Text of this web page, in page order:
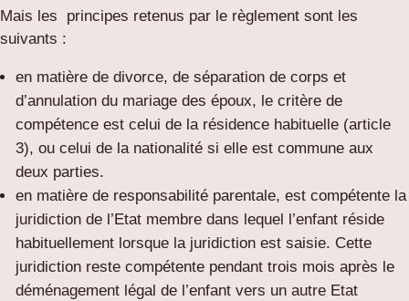
Mais les principes retenus par le règlement sont les
suivants :
en matière de divorce, de séparation de corps et
d’annulation du mariage des époux, le critère de
compétence est celui de la résidence habituelle (article
3), ou celui de la nationalité si elle est commune aux
deux parties.
en matière de responsabilité parentale, est compétente la
juridiction de l’Etat membre dans lequel l’enfant réside
habituellement lorsque la juridiction est saisie. Cette
juridiction reste compétente pendant trois mois après le
déménagement légal de l’enfant vers un autre Etat